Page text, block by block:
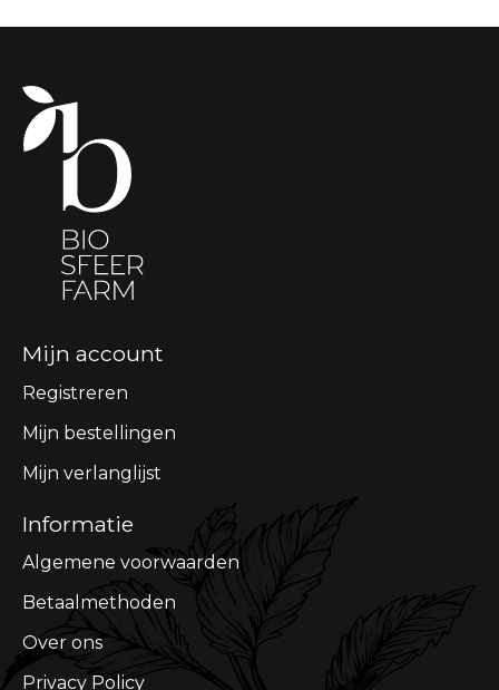
Mijn account
Registreren
Mijn bestellingen
Mijn verlanglijst
Informatie
Algemene voorwaarden
Betaalmethoden
Over ons
Privacy Policy